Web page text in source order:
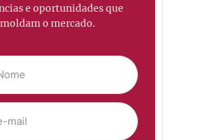
e oportunidades que
moldam o mercado.